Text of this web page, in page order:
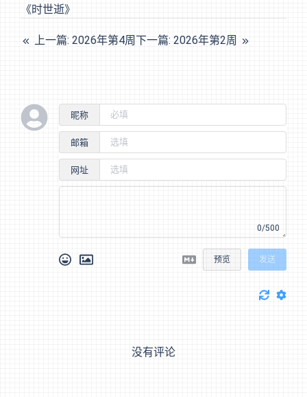
《时世逝》
上一篇: 2026年第4周下一篇: 2026年第2周
昵称
邮箱
网址
0/500
预览 发送
没有评论